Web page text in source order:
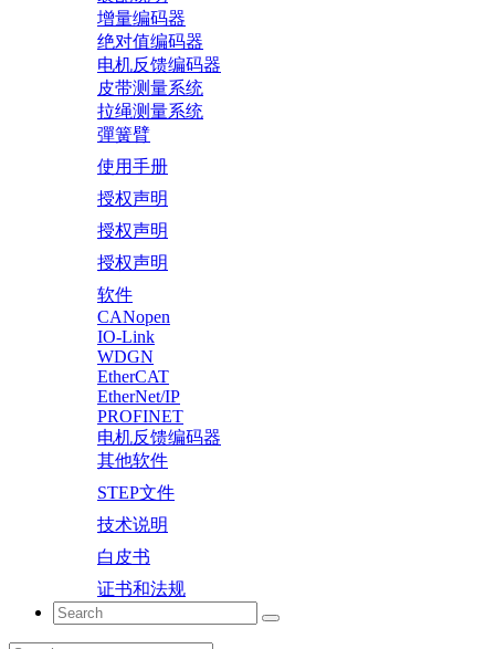
增量编码器
绝对值编码器
电机反馈编码器
皮带测量系统
拉绳测量系统
彈簧臂
使用手册
授权声明
授权声明
授权声明
软件
CANopen
IO-Link
WDGN
EtherCAT
EtherNet/IP
PROFINET
电机反馈编码器
其他软件
STEP文件
技术说明
白皮书
证书和法规